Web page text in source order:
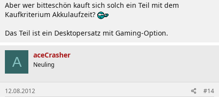
Aber wer bitteschön kauft sich solch ein Teil mit dem
Kaufkriterium Akkulaufzeit?
Das Teil ist ein Desktopersatz mit Gaming-Option.
A aceCrasher
Neuling
12.08.2012 #14